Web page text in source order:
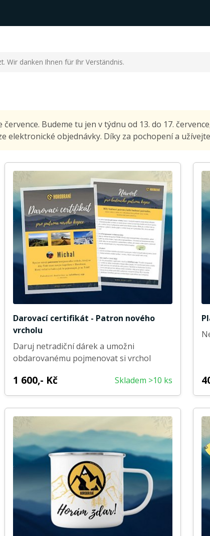
Wir danken Ihnen für Ihr Verständnis.
července. Budeme tu jen v týdnu od 13. do 17.
elektronické objednávky. Díky za pochopení a
Darovací certifikát - Patron nového
vrcholu
Daruj netradiční dárek a umožni
obdarovanému pojmenovat si vrchol
1 600,- Kč Skladem >10 ks